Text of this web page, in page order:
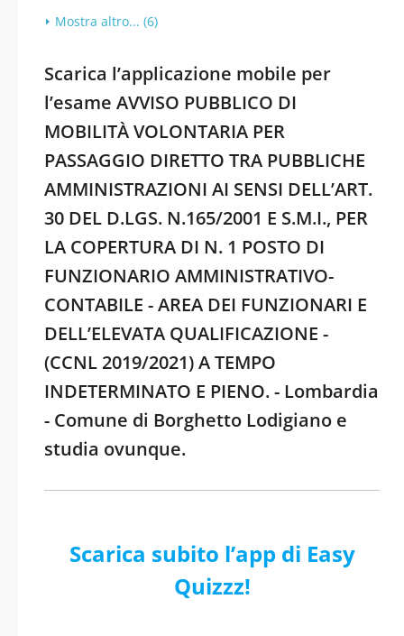
Mostra altro... (6)
Scarica l’applicazione mobile per
l’esame AVVISO PUBBLICO DI
MOBILITÀ VOLONTARIA PER
PASSAGGIO DIRETTO TRA PUBBLICHE
AMMINISTRAZIONI AI SENSI DELL’ART.
30 DEL D.LGS. N.165/2001 E S.M.I., PER
LA COPERTURA DI N. 1 POSTO DI
FUNZIONARIO AMMINISTRATIVO-
CONTABILE - AREA DEI FUNZIONARI E
DELL’ELEVATA QUALIFICAZIONE -
(CCNL 2019/2021) A TEMPO
INDETERMINATO E PIENO. - Lombardia
- Comune di Borghetto Lodigiano e
studia ovunque.
Scarica subito l’app di Easy
Quizzz!